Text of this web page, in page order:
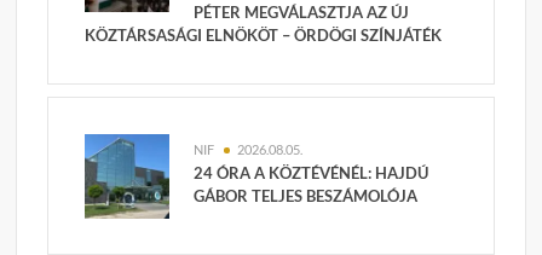
PÉTER MEGVÁLASZTJA AZ ÚJ
KÖZTÁRSASÁGI ELNÖKÖT – ÖRDÖGI SZÍNJÁTÉK
NIF 2026.08.05.
24 ÓRA A KÖZTÉVÉNÉL: HAJDÚ
GÁBOR TELJES BESZÁMOLÓJA